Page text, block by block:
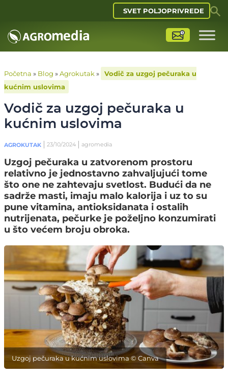
SVET POLJOPRIVREDE
Početna » Blog »Agrokutak »
Vodič za uzgoj pečuraka u
kućnim uslovima
Vodič za uzgoj pečuraka u
kućnim uslovima
AGROKUTAK 23/10/2024 agromedia
Uzgoj pečuraka u zatvorenom prostoru
relativno je jednostavno zahvaljujući tome
što one ne zahtevaju svetlost. Budući da ne
sadrže masti, imaju malo kalorija i uz to su
pune vitamina, antioksidanata i ostalih
nutrijenata, pečurke je poželjno konzumirati
u što većem broju obroka.
Uzgoj pečuraka u kućnim uslovima © Canva